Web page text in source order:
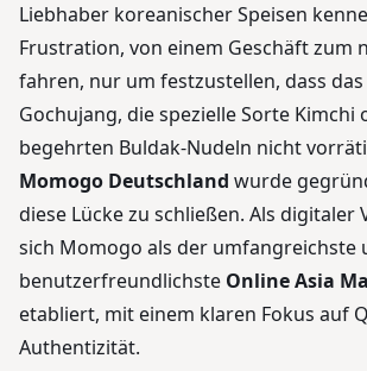
Liebhaber koreanischer Speisen
Frustration, von einem Geschäft zum
fahren, nur um festzustellen, dass
Gochujang, die spezielle Sorte Kimchi
begehrten Buldak-Nudeln nicht
Momogo Deutschland wurde
diese Lücke zu schließen. Als digitaler
sich Momogo als der umfangreichste
benutzerfreundlichste Online Asia
etabliert, mit einem klaren Fokus auf
Authentizität.